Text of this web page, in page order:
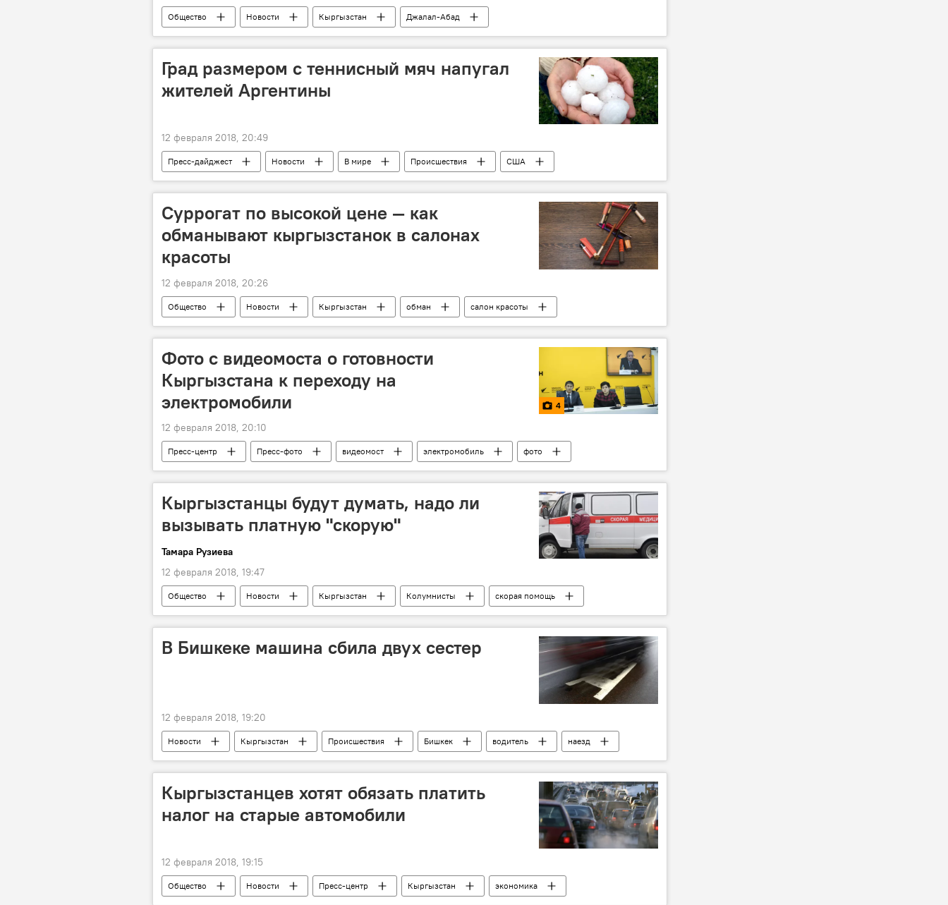
Общество Новости Кыргызстан
Джалал-Абад
Главное управление по обеспечению безопасности дорожного движения (ГУОБДД)
штраф
Град размером с теннисный мяч напугал
жителей Аргентины
12 февраля 2018, 20:49
Пресс-дайджест Новости В мире Происшествия
США
природа
град явление
Суррогат по высокой цене — как
обманывают кыргызстанок в салонах
красоты
12 февраля 2018, 20:26
Общество Новости Кыргызстан обман
салон красоты
суррогат
Фото с видеомоста о готовности
Кыргызстана к переходу на
электромобили
4
12 февраля 2018, 20:10
Пресс-центр Пресс-фото видеомост электромобиль фото
Кыргызстанцы будут думать, надо ли
вызывать платную "скорую"
Тамара Рузиева
12 февраля 2018, 19:47
Общество Новости Кыргызстан Колумнисты
скорая помощь
госпитализация
В Бишкеке машина сбила двух сестер
12 февраля 2018, 19:20
Новости Кыргызстан Происшествия Бишкек водитель
наезд
машина
ДТП в Кыргызстане с начала 2018 года
Кыргызстанцев хотят обязать платить
налог на старые автомобили
12 февраля 2018, 19:15
Общество Новости Пресс-центр Кыргызстан
экономика